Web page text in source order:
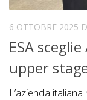
6 OTTOBRE 2025
ESA
upper
L’azienda